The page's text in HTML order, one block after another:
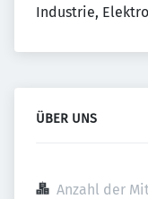
Industrie,
ÜBER UNS
Anzahl der